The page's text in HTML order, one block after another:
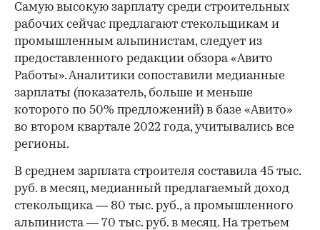
Самую высокую зарплату среди строительных
рабочих сейчас предлагают стекольщикам и
промышленным альпинистам, следует из
предоставленного редакции обзора «Авито
Работы». Аналитики сопоставили медианные
зарплаты (показатель, больше и меньше
которого по 50% предложений) в базе «Авито»
во втором квартале 2022 года, учитывались все
регионы.
В среднем зарплата строителя составила 45 тыс.
руб. в месяц, медианный предлагаемый доход
стекольщика — 80 тыс. руб., а промышленного
альпиниста — 70 тыс. руб. в месяц. На третьем